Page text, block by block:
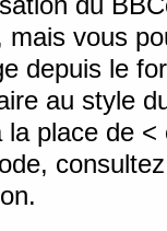
mais vous
depuis le
au style
place de <